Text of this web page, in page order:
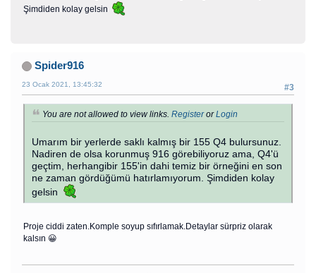
Şimdiden kolay gelsin
Spider916
#3
23 Ocak 2021, 13:45:32
You are not allowed to view links. RegisterorLogin
Umarım bir yerlerde saklı kalmış bir 155 Q4 bulursunuz.
Nadiren de olsa korunmuş 916 görebiliyoruz ama, Q4'ü
geçtim, herhangibir 155'in dahi temiz bir örneğini en son
ne zaman gördüğümü hatırlamıyorum. Şimdiden kolay
gelsin
Proje ciddi zaten.Komple soyup sıfırlamak.Detaylar sürpriz olarak
kalsın 😀